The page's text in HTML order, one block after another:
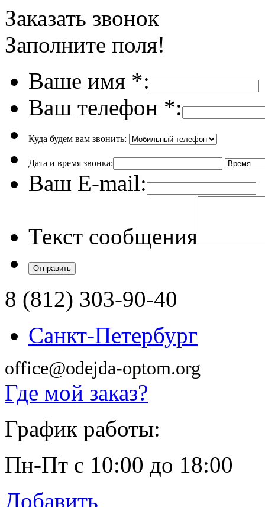
Заказать звонок
Заполните поля!
Ваше имя *:
Ваш телефон *:
Куда будем вам звонить:
Дата и время звонка:
Ваш E-mail:
Текст сообщения
8 (812) 303-90-40
Санкт-Петербург
office@odejda-optom.org
Где мой заказ?
График работы:
Пн-Пт с 10:00 до 18:00
Добавить